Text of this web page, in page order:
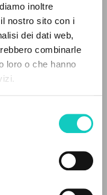
inoltre
nostro sito con i
dei dati web,
combinarle
loro o che hanno